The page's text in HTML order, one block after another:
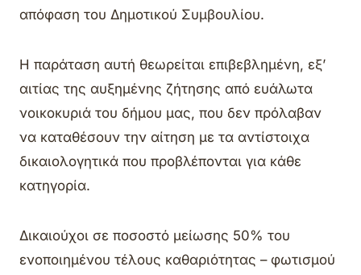
απόφαση του Δημοτικού Συμβουλίου.
Η παράταση αυτή θεωρείται επιβεβλημένη, εξ’
αιτίας της αυξημένης ζήτησης από ευάλωτα
νοικοκυριά του δήμου μας, που δεν πρόλαβαν
να καταθέσουν την αίτηση με τα αντίστοιχα
δικαιολογητικά που προβλέπονται για κάθε
κατηγορία.
Δικαιούχοι σε ποσοστό μείωσης 50% του
ενοποιημένου τέλους καθαριότητας – φωτισμού